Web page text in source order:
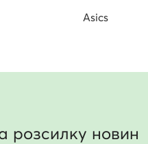
Asics
розсилку новин